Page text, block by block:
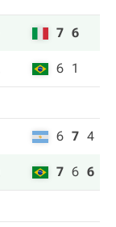
7 6
6 1
6 7 4
7 6 6